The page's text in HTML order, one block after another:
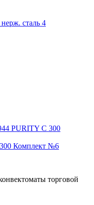
Комплект №6
торговой